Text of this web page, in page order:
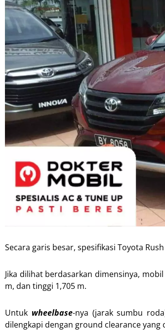
Secara garis besar, spesifikasi Toyota
Jika dilihat berdasarkan dimensinya,
m, dan tinggi 1,705 m.
Untuk wheelbase-nya (jarak sumbu
dilengkapi dengan ground clearance yang